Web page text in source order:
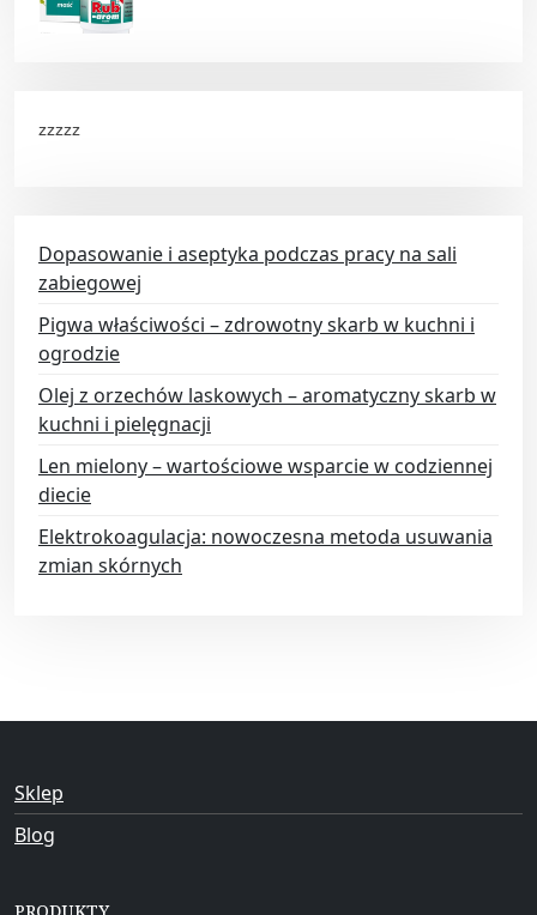
zzzzz
Dopasowanie i aseptyka podczas pracy na sali
zabiegowej
Pigwa właściwości – zdrowotny skarb w kuchni i
ogrodzie
Olej z orzechów laskowych – aromatyczny skarb w
kuchni i pielęgnacji
Len mielony – wartościowe wsparcie w codziennej
diecie
Elektrokoagulacja: nowoczesna metoda usuwania
zmian skórnych
Sklep
Blog